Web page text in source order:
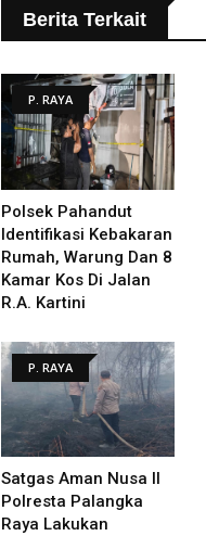
Berita Terkait
P. RAYA
Polsek Pahandut
Identifikasi Kebakaran
Rumah, Warung Dan 8
Kamar Kos Di Jalan
R.A. Kartini
P. RAYA
Satgas Aman Nusa II
Polresta Palangka
Raya Lakukan